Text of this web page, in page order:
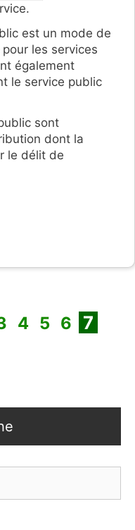
est un mode de
les services
également
le service public
sont
dont la
le délit de
Page
4 Page
5 Page
6 Page
7